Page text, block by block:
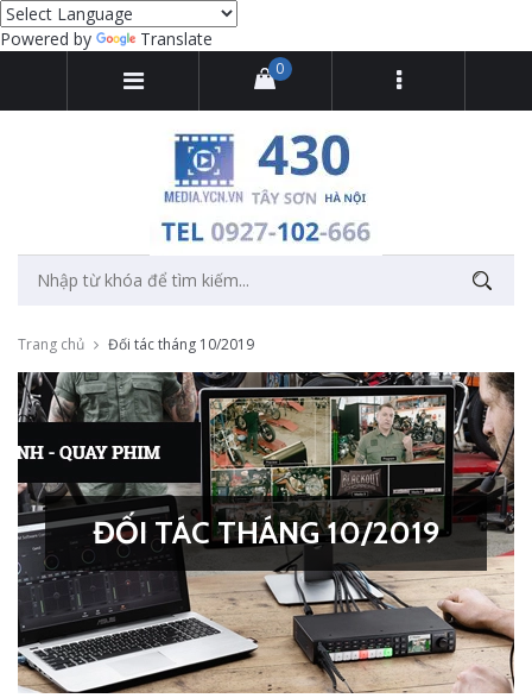
Powered by Translate
0
Trang chủ Đối tác tháng 10/2019
ĐỐI TÁC THÁNG 10/2019